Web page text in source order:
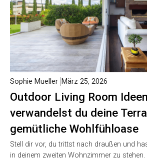
Outdoor Living Room
verwandelst du deine
gemütliche Wohlfühloase
Sophie Mueller März 25, 2026
Stell dir vor, du trittst nach draußen und
in deinem zweiten Wohnzimmer zu